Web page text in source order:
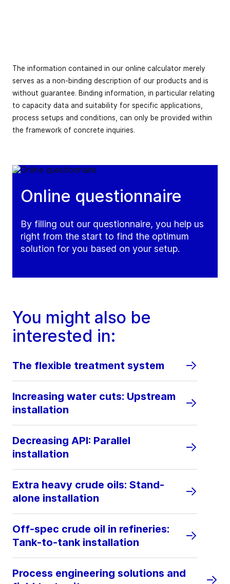
The information contained in our online calculator merely
serves as a non-binding description of our products and is
without guarantee. Binding information, in particular relating
to capacity data and suitability for specific applications,
process setups and conditions, can only be provided within
the framework of concrete inquiries.
Online questionnaire
By filling out our questionnaire, you help us
right from the start to find the optimum
solution for you based on your setup.
You might also be
interested in:
The flexible treatment system
Increasing water cuts: Upstream
installation
Decreasing API: Parallel
installation
Extra heavy crude oils: Stand-
alone installation
Off-spec crude oil in refineries:
Tank-to-tank installation
Process engineering solutions and